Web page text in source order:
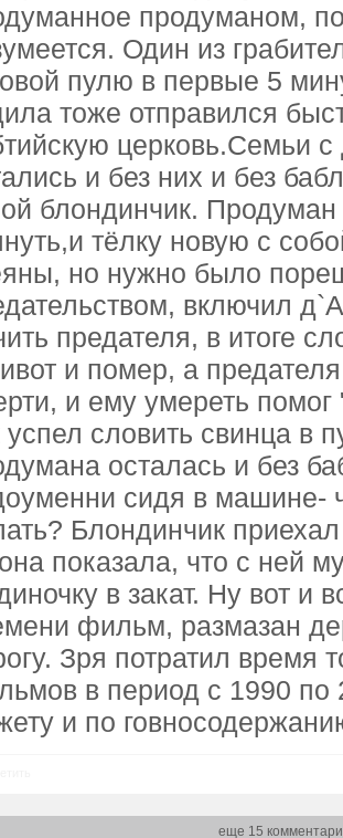
продуманом,
Один из
пулю в первые 5
тоже отправился
церковь.Семьи
и без них и без
блондинчик.
тёлку новую с
но нужно было
включил
предателя, в итоге
и помер, а
и ему умереть
успел словить свинца в
осталась и без
сидя в машине-
Блондинчик
показала, что с ней
в закат. Ну вот и
фильм, размазан
Зря потратил время
в период с 1990 по
и по
еще 15